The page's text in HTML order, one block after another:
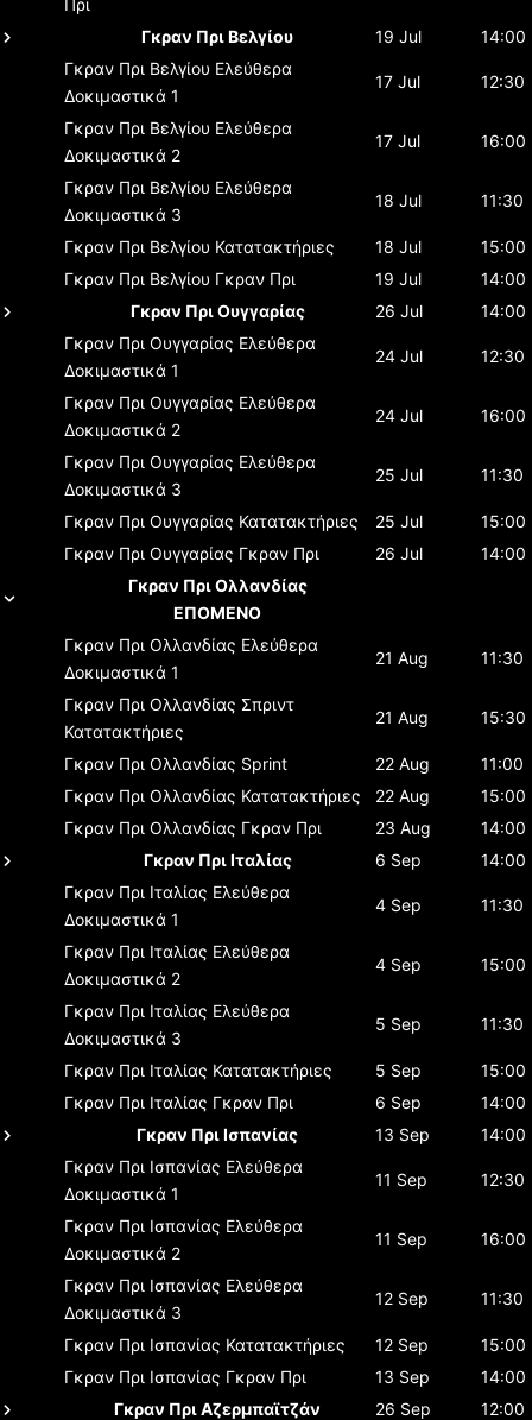
Γκραν Πρι Βελγίου
19 Jul
14:00
Γκραν Πρι Βελγίου Ελεύθερα
Δοκιμαστικά 1
17 Jul 12:30
Γκραν Πρι Βελγίου Ελεύθερα
Δοκιμαστικά 2
17 Jul 16:00
Γκραν Πρι Βελγίου Ελεύθερα
Δοκιμαστικά 3
18 Jul 11:30
Γκραν Πρι Βελγίου Κατατακτήριες 18 Jul
15:00
Γκραν Πρι Βελγίου Γκραν Πρι 19 Jul
14:00
Γκραν Πρι Ουγγαρίας
26 Jul
14:00
Γκραν Πρι Ουγγαρίας Ελεύθερα
Δοκιμαστικά 1
24 Jul 12:30
Γκραν Πρι Ουγγαρίας Ελεύθερα
Δοκιμαστικά 2
24 Jul 16:00
Γκραν Πρι Ουγγαρίας Ελεύθερα
Δοκιμαστικά 3
25 Jul 11:30
Γκραν Πρι Ουγγαρίας Κατατακτήριες 25 Jul
15:00
Γκραν Πρι Ουγγαρίας Γκραν Πρι 26 Jul
14:00
Γκραν Πρι Ολλανδίας
ΕΠΟΜΕΝΟ
Γκραν Πρι Ολλανδίας Ελεύθερα
Δοκιμαστικά 1
21 Aug 11:30
Γκραν Πρι Ολλανδίας Σπριντ
Κατατακτήριες
21 Aug 15:30
Γκραν Πρι Ολλανδίας Sprint 22 Aug
11:00
Γκραν Πρι Ολλανδίας Κατατακτήριες 22 Aug
15:00
Γκραν Πρι Ολλανδίας Γκραν Πρι 23 Aug
14:00
Γκραν Πρι Ιταλίας
6 Sep
14:00
Γκραν Πρι Ιταλίας Ελεύθερα
Δοκιμαστικά 1
4 Sep 11:30
Γκραν Πρι Ιταλίας Ελεύθερα
Δοκιμαστικά 2
4 Sep 15:00
Γκραν Πρι Ιταλίας Ελεύθερα
Δοκιμαστικά 3
5 Sep 11:30
Γκραν Πρι Ιταλίας Κατατακτήριες 5 Sep
15:00
Γκραν Πρι Ιταλίας Γκραν Πρι 6 Sep
14:00
Γκραν Πρι Ισπανίας
13 Sep
14:00
Γκραν Πρι Ισπανίας Ελεύθερα
Δοκιμαστικά 1
11 Sep 12:30
Γκραν Πρι Ισπανίας Ελεύθερα
Δοκιμαστικά 2
11 Sep 16:00
Γκραν Πρι Ισπανίας Ελεύθερα
Δοκιμαστικά 3
12 Sep 11:30
Γκραν Πρι Ισπανίας Κατατακτήριες 12 Sep
15:00
Γκραν Πρι Ισπανίας Γκραν Πρι 13 Sep
14:00
Γκραν Πρι Αζερμπαϊτζάν
26 Sep
12:00